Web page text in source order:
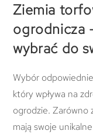
Ziemia
ogrodnicza
wybrać do
Wybór
który wpływa na
ogrodzie. Zarówno
mają swoje